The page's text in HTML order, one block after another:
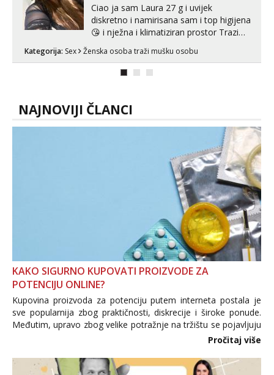
Ciao ja sam Laura 27 g i uvijek
diskretno i namirisana sam i top higijena
😘 i nježna i klimatiziran prostor Trazim
Pusenje i gutanje sperme Erotsko rublje
imam uvijek Lizati me mozes i ljubiti po
Kategorija: Sex Ženska osoba traži mušku osobu
NAJNOVIJI ČLANCI
KAKO SIGURNO KUPOVATI PROIZVODE ZA
POTENCIJU ONLINE?
Kupovina proizvoda za potenciju putem interneta postala je
sve popularnija zbog praktičnosti, diskrecije i široke ponude.
Međutim, upravo zbog velike potražnje na tržištu se pojavljuju
i brojni krivotvoreni proizvodi, nepouzdane internetske
Pročitaj više